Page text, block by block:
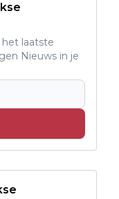
het laatste
Nieuws in je